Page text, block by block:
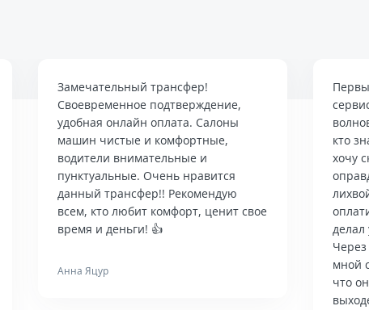
Замечательный трансфер!
Своевременное подтверждение,
удобная онлайн оплата. Салоны
машин чистые и комфортные,
водители внимательные и
пунктуальные. Очень нравится
данный трансфер!! Рекомендую
всем, кто любит комфорт, ценит свое
время и деньги! 👍
Анна Яцур
кто
хочу
делал
мной
что